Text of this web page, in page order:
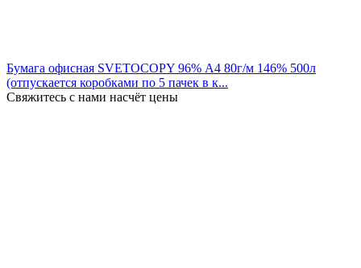
Бумага офисная SVETOCOPY 96% А4 80г/м 146% 500л
(отпускается коробками по 5 пачек в к...
Свяжитесь с нами насчёт цены